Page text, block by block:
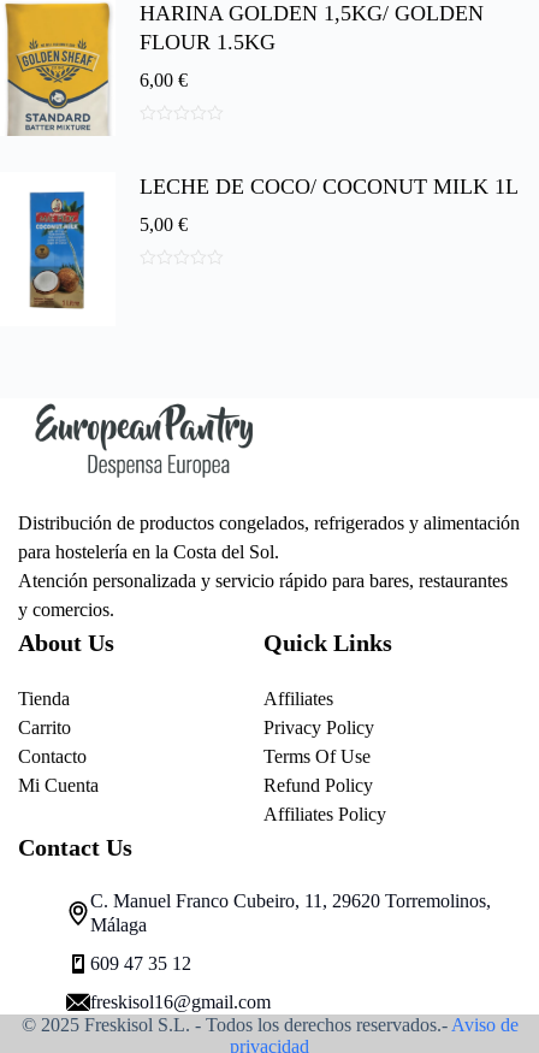
e
HARINA GOLDEN 1,5KG/ GOLDEN
FLOUR 1.5KG
6,00 €
5
LECHE DE COCO/ COCONUT MILK 1L
5,00 €
Distribución de productos congelados, refrigerados y alimentación
para hostelería en la Costa del Sol.
Atención personalizada y servicio rápido para bares, restaurantes
y comercios.
About Us
Tienda
Carrito
Contacto
Mi Cuenta
Quick Links
Affiliates
Privacy Policy
Terms Of Use
Refund Policy
Affiliates Policy
Contact Us
C. Manuel Franco Cubeiro, 11, 29620 Torremolinos,
Málaga
609 47 35 12
freskisol16@gmail.com
© 2025 Freskisol S.L. - Todos los derechos reservados.- Aviso de
privacidad